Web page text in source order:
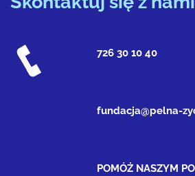
726 30 10 40
fundacja@pelna-
POMÓŻ NASZYM